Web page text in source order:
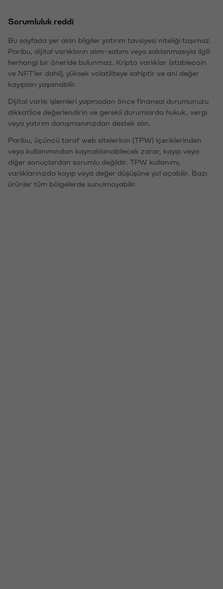
Sorumluluk reddi
Bu sayfada yer alan bilgiler yatırım tavsiyesi niteliği taşımaz.
Paribu, dijital varlıkların alım-satımı veya saklanmasıyla ilgili
herhangi bir öneride bulunmaz. Kripto varlıklar (stablecoin
ve NFT'ler dahil), yüksek volatiliteye sahiptir ve ani değer
kayıpları yaşanabilir.
Dijital varlık işlemleri yapmadan önce finansal durumunuzu
dikkatlice değerlendirin ve gerekli durumlarda hukuk, vergi
veya yatırım danışmanınızdan destek alın.
Paribu, üçüncü taraf web sitelerinin (TPW) içeriklerinden
veya kullanımından kaynaklanabilecek zarar, kayıp veya
diğer sonuçlardan sorumlu değildir. TPW kullanımı,
varlıklarınızda kayıp veya değer düşüşüne yol açabilir. Bazı
ürünler tüm bölgelerde sunulmayabilir.